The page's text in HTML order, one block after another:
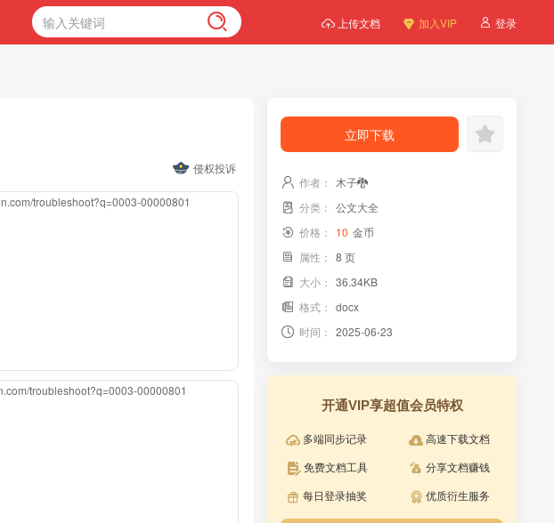
上传文档 加入VIP 登录
侵权投诉
troubleshoot?q=0003-00000801
troubleshoot?q=0003-00000801
立即下载
作者：
木子🐉
分类： 公文大全
价格：
10 金币
属性： 8 页
大小： 36.34KB
格式： docx
时间： 2025-06-23
开通VIP享超值会员特权
多端同步记录
高速下载文档
免费文档工具
分享文档赚钱
每日登录抽奖
优质衍生服务